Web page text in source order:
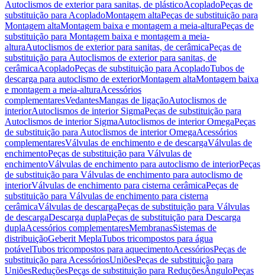
Autoclismos de exterior para sanitas, de plásticoAcopladoPeças de
substituição para AcopladoMontagem altaPeças de substituição para
Montagem altaMontagem baixa e montagem a meia-alturaPeças de
substituição para Montagem baixa e montagem a meia-
alturaAutoclismos de exterior para sanitas, de cerâmicaPeças de
substituição para Autoclismos de exterior para sanitas, de
cerâmicaAcopladoPeças de substituição para AcopladoTubos de
descarga para autoclismo de exteriorMontagem altaMontagem baixa
e montagem a meia-alturaAcessórios
complementaresVedantesMangas de ligaçãoAutoclismos de
interiorAutoclismos de interior SigmaPeças de substituição para
Autoclismos de interior SigmaAutoclismos de interior OmegaPeças
de substituição para Autoclismos de interior OmegaAcessórios
complementaresVálvulas de enchimento e de descargaVálvulas de
enchimentoPeças de substituição para Válvulas de
enchimentoVálvulas de enchimento para autoclismo de interiorPeças
de substituição para Válvulas de enchimento para autoclismo de
interiorVálvulas de enchimento para cisterna cerâmicaPeças de
substituição para Válvulas de enchimento para cisterna
cerâmicaVálvulas de descargaPeças de substituição para Válvulas
de descargaDescarga duplaPeças de substituição para Descarga
duplaAcessórios complementaresMembranasSistemas de
distribuiçãoGeberit MeplaTubos tricompostos para água
potávelTubos tricompostos para aquecimentoAcessóriosPeças de
substituição para AcessóriosUniõesPeças de substituição para
UniõesReduçõesPeças de substituição para ReduçõesÂnguloPeças